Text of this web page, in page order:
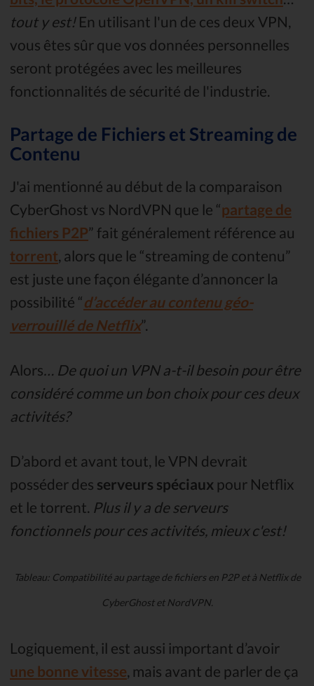
tout y est!En utilisant l'un de ces deux VPN,
vous êtes sûr que vos données personnelles
seront protégées avec les meilleures
fonctionnalités de sécurité de l'industrie.
Partage de Fichiers et Streaming de
Contenu
J'ai mentionné au début de la comparaison
CyberGhost vs NordVPN que le “partage de
fichiers P2P” fait généralement référence au
torrent , alors que le “streaming de contenu”
est juste une façon élégante d’annoncer la
possibilité “d’accéder au contenu géo-
verrouillé de Netflix”.
Alors … De quoi un VPN a-t-il besoin pour être
considéré comme un bon choix pour ces deux
activités?
D’abord et avant tout, le VPN devrait
posséder des serveurs spéciaux pour Netflix
et le torrent. Plus il y a de serveurs
fonctionnels pour ces activités, mieux c'est!
Tableau: Compatibilité au partage de fichiers en P2P et à Netflix de
CyberGhost et NordVPN.
Logiquement, il est aussi important d’avoir
une bonne vitesse , mais avant de parler de ça